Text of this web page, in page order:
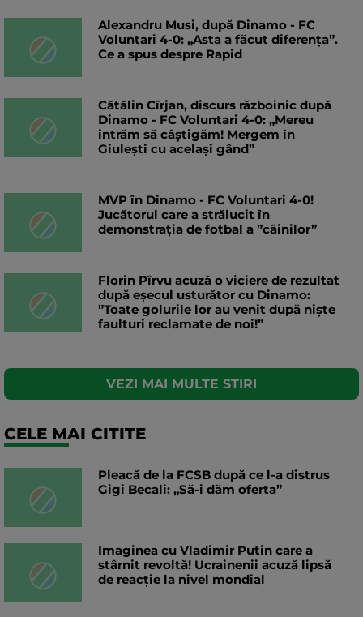
Alexandru Musi, după Dinamo - FC
Voluntari 4-0: „Asta a făcut diferența”.
Ce a spus despre Rapid
Cătălin Cîrjan, discurs războinic după
Dinamo - FC Voluntari 4-0: „Mereu
intrăm să câștigăm! Mergem în
Giulești cu același gând”
MVP în Dinamo - FC Voluntari 4-0!
Jucătorul care a strălucit în
demonstrația de fotbal a ”câinilor”
Florin Pîrvu acuză o viciere de rezultat
după eșecul usturător cu Dinamo:
”Toate golurile lor au venit după niște
faulturi reclamate de noi!”
VEZI MAI MULTE STIRI
CELE MAI CITITE
Pleacă de la FCSB după ce l-a distrus
Gigi Becali: „Să-i dăm oferta”
Imaginea cu Vladimir Putin care a
stârnit revoltă! Ucrainenii acuză lipsă
de reacție la nivel mondial